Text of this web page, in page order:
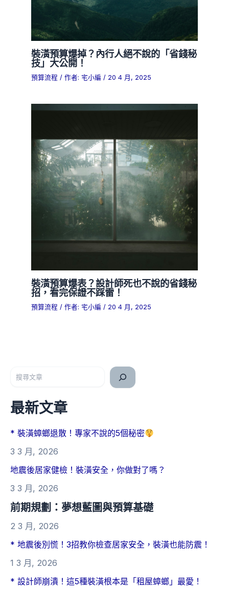
裝潢預算爆掉？內行人絕不說的「省錢秘
技」大公開！
預算流程 / 作者: 宅小編/ 20 4 月, 2025
裝潢預算爆表？設計師死也不說的省錢秘
招，看完保證不踩雷！
預算流程 / 作者: 宅小編/ 20 4 月, 2025
最新文章
* 裝潢蟑螂退散！專家不說的5個秘密
3 3 月, 2026
地震後居家健檢！裝潢安全，你做對了嗎？
3 3 月, 2026
前期規劃：夢想藍圖與預算基礎
2 3 月, 2026
* 地震後別慌！3招教你檢查居家安全，裝潢也能防震！
1 3 月, 2026
* 設計師崩潰！這5種裝潢根本是「租屋蟑螂」最愛！